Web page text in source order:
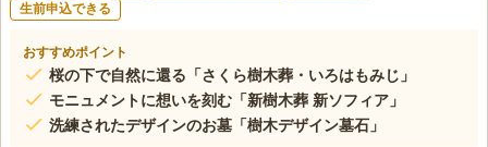
生前申込できる
おすすめポイント
桜の下で自然に還る「さくら樹木葬・いろはもみじ」
モニュメントに想いを刻む「新樹木葬 新ソフィア」
洗練されたデザインのお墓「樹木デザイン墓石」